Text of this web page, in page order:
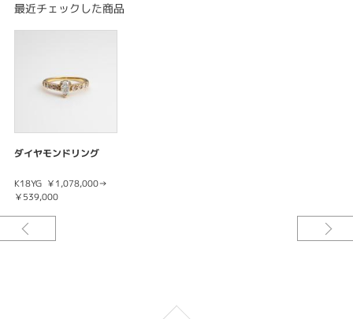
K18YG
ダイヤモンド
E
SI1
カット
最近チェックした商品
ダイヤモンドリング
K18YG ￥1,078,000→
￥539,000